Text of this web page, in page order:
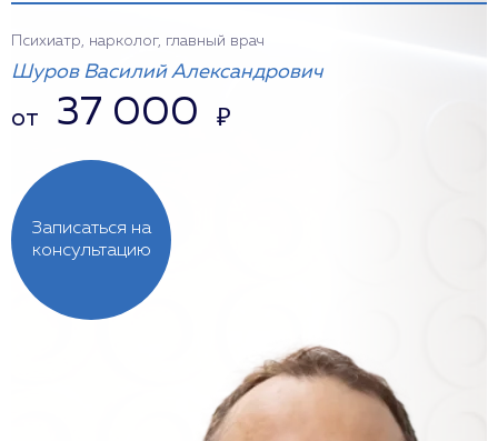
Записаться на
консультацию
Психиатр, нарколог, главный врач
Шуров Василий Александрович
от 37 000 ₽